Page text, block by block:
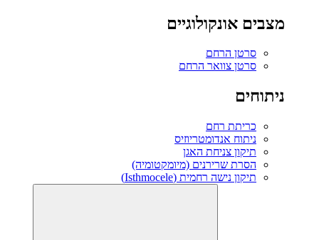
מצבים אונקולוגיים
סרטן הרחם
סרטן צוואר הרחם
ניתוחים
כריתת רחם
ניתוח אנדומטריוזיס
תיקון צניחת האגן
הסרת שרירנים (מיומקטומיה)
תיקון נישה רחמית (Isthmocele)